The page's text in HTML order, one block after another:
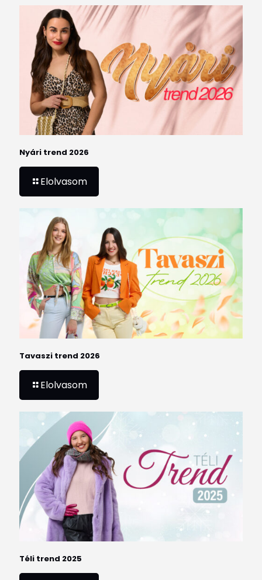
Nyári trend 2026
Elolvasom
Tavaszi trend 2026
Elolvasom
Téli trend 2025